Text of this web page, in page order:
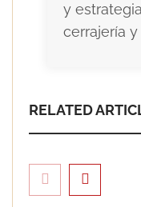
y
cerrajería
RELATED